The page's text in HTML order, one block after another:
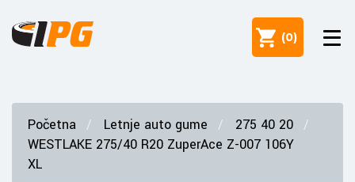
(0)
Početna Letnje auto gume
275 40 20
WESTLAKE 275/40 R20 ZuperAce Z-007 106Y
XL